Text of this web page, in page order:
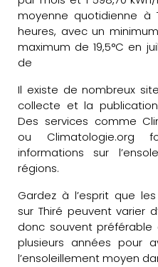
moyenne quotidienne à
heures, avec un
maximum de 19,5°C en
de
Il existe de nombreux
collecte et la
Des services comme
ou Climatologie.org
informations sur
régions.
Gardez à l’esprit que
sur Thiré peuvent varier
donc souvent préférable
plusieurs années pour
l’ensoleillement moyen